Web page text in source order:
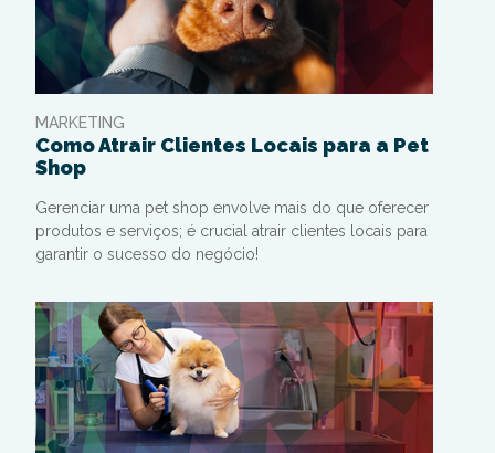
MARKETING
Como Atrair Clientes Locais para a Pet
Shop
Gerenciar uma pet shop envolve mais do que oferecer
produtos e serviços; é crucial atrair clientes locais para
garantir o sucesso do negócio!